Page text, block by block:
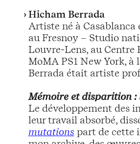
Hicham Berrada
Artiste né à Casablanca
au Fresnoy – Studio
Louvre-Lens, au Centre
MoMA PS1 New York,
Berrada était artiste
Mémoire et disparition :
Le développement des
leur travail absorbé,
mutations part de cette